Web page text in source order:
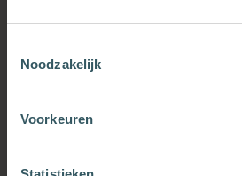
Noodzakelijk
Voorkeuren